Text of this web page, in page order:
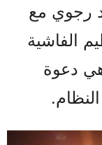
رجوي مع
الفاشية
دعوة